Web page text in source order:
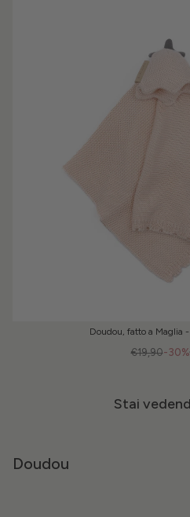
Doudou, fatto a Maglia
-30%
€19,90
Stai
Doudou